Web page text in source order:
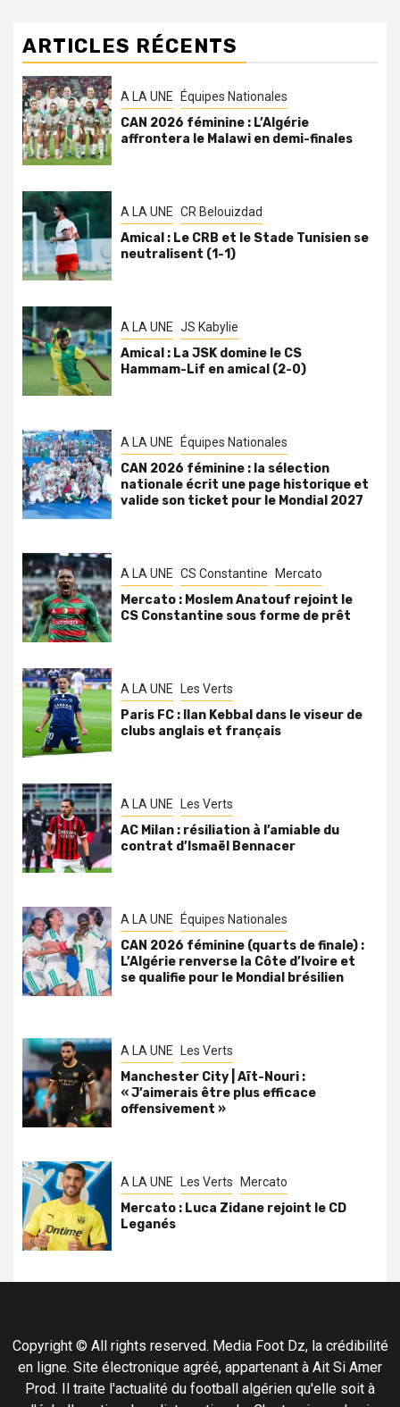
ARTICLES RÉCENTS
A LA UNE Équipes Nationales
CAN 2026 féminine : L’Algérie
affrontera le Malawi en demi-finales
A LA UNE CR Belouizdad
Amical : Le CRB et le Stade Tunisien se
neutralisent (1-1)
A LA UNE JS Kabylie
Amical : La JSK domine le CS
Hammam-Lif en amical (2-0)
A LA UNE Équipes Nationales
CAN 2026 féminine : la sélection
nationale écrit une page historique et
valide son ticket pour le Mondial 2027
A LA UNE CS Constantine Mercato
Mercato : Moslem Anatouf rejoint le
CS Constantine sous forme de prêt
A LA UNE Les Verts
Paris FC : Ilan Kebbal dans le viseur de
clubs anglais et français
A LA UNE Les Verts
AC Milan : résiliation à l’amiable du
contrat d’Ismaël Bennacer
A LA UNE Équipes Nationales
CAN 2026 féminine (quarts de finale) :
L’Algérie renverse la Côte d’Ivoire et
se qualifie pour le Mondial brésilien
A LA UNE Les Verts
Manchester City | Aït-Nouri :
« J’aimerais être plus efficace
offensivement »
A LA UNE Les Verts Mercato
Mercato : Luca Zidane rejoint le CD
Leganés
Copyright © All rights reserved. Media Foot Dz, la crédibilité
en ligne. Site électronique agréé, appartenant à Ait Si Amer
Prod. Il traite l'actualité du football algérien qu'elle soit à